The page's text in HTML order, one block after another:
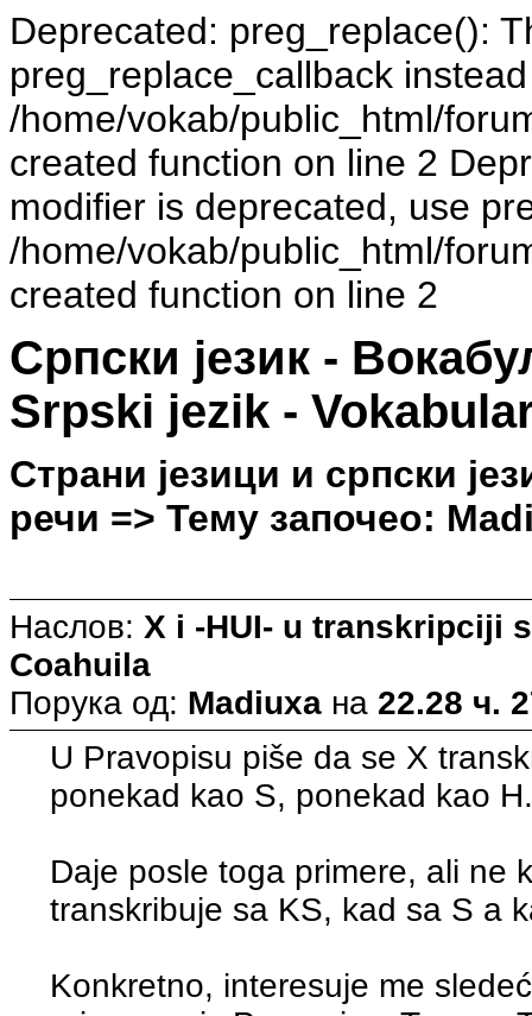
Deprecated: preg_replace():
preg_replace_callback
/home/vokab/public_html/
created function on line 2
modifier is deprecated, use
/home/vokab/public_html/
created function on line 2
Српски језик -
Srpski jezik -
Страни језици и српски
речи => Тему започео:
Наслов: X i -HUI- u transkripciji
Coahuila
Порука од: Madiuxa на 22.28 ч.
U Pravopisu piše da se X
ponekad kao S, ponekad kao
Daje posle toga primere, ali ne
transkribuje sa KS, kad sa S a
Konkretno, interesuje me